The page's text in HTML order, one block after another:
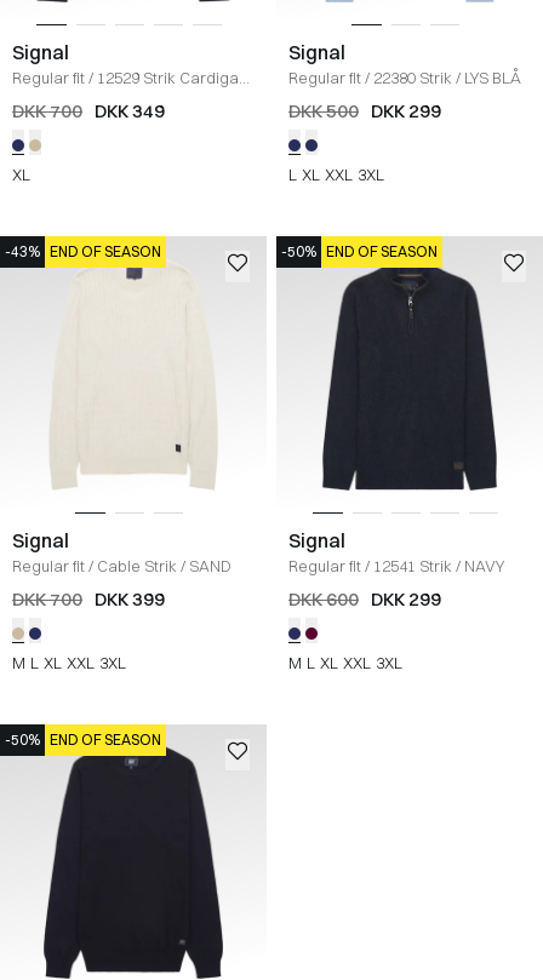
Signal
Regular fit/ 12529 Strik Cardigan
/NAVY
DKK 700 DKK 349
XL
Signal
Regular fit/ 22380 Strik / LYS BLÅ
DKK 500 DKK 299
L XL XXL 3XL
-43% END OF SEASON
Signal
Regular fit/ Cable Strik / SAND
DKK 700 DKK 399
M L XL XXL 3XL
-50% END OF SEASON
Signal
Regular fit/ 12541 Strik / NAVY
DKK 600 DKK 299
M L XL XXL 3XL
-50% END OF SEASON